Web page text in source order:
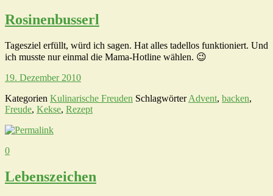
Rosinenbusserl
Tagesziel erfüllt, würd ich sagen. Hat alles tadellos funktioniert. Und
ich musste nur einmal die Mama-Hotline wählen. 😉
19. Dezember 2010
Kategorien Kulinarische Freuden SchlagwörterAdvent, backen,
Freude, Kekse, Rezept
0
Lebenszeichen